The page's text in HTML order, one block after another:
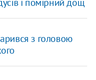
і помірний дощ
з головою